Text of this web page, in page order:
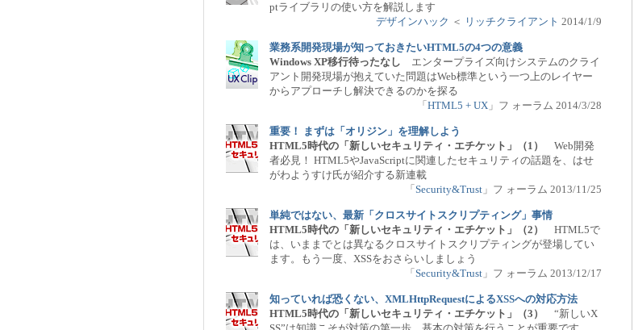
ptライブラリの使い方を解説します
デザインハック ＜ リッチクライアント 2014/1/9
業務系開発現場が知っておきたいHTML5の4つの意義
Windows XP移行待ったなし エンタープライズ向けシステムのクライ
アント開発現場が抱えていた問題はWeb標準という一つ上のレイヤー
からアプローチし解決できるのかを探る
「 HTML5 + UX 」フ ォーラム 2014/3/28
重要！ まずは「オリジン」を理解しよう
HTML5時代の「新しいセキュリティ・エチケット」（1）
Web開発
者必見！ HTML5やJavaScriptに関連したセキュリティの話題を、はせ
がわようすけ氏が紹介する新連載
「 Security&Trust 」フ ォーラム 2013/11/25
単純ではない、最新「クロスサイトスクリプティング」事情
HTML5時代の「新しいセキュリティ・エチケット」（2）
HTML5で
は、いままでとは異なるクロスサイトスクリプティングが登場してい
ます。もう一度、XSSをおさらいしましょう
「 Security&Trust 」フ ォーラム 2013/12/17
知っていれば恐くない、XMLHttpRequestによるXSSへの対応方法
HTML5時代の「新しいセキュリティ・エチケット」（3）
“新しいX